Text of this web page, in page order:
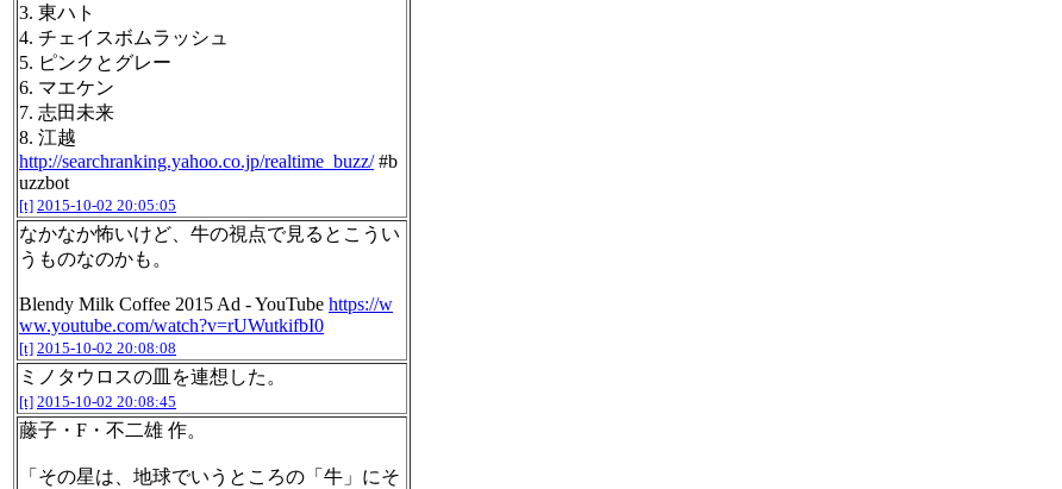
3. 東ハト
4. チェイスボムラッシュ
5. ピンクとグレー
6. マエケン
7. 志田未来
8. 江越
http://searchranking.yahoo.co.jp/realtime_buzz/#b
uzzbot
[t] 2015-10-02 20:05:05
なかなか怖いけど、牛の視点で見るとこうい
うものなのかも。
Blendy Milk Coffee 2015 Ad - YouTube https://w
ww.youtube.com/watch?v=rUWutkifbI0
[t] 2015-10-02 20:08:08
ミノタウロスの皿を連想した。
[t] 2015-10-02 20:08:45
藤子・F・不二雄 作。
「その星は、地球でいうところの「牛」にそ